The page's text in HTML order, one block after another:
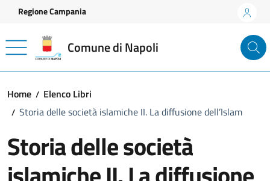
Vai ai contenuti
Vai al footer
Regione Campania
Comune di Napoli
Home
Elenco Libri
Storia delle società islamiche II. La diffusione dell’Islam
Storia delle società